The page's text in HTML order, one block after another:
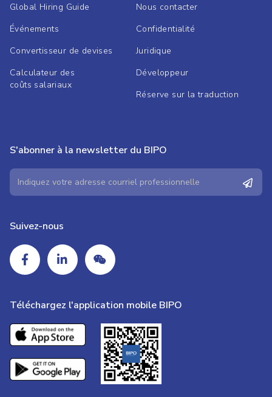
Global Hiring Guide
Événements
Convertisseur de devises
Calculateur des
coûts salariaux
Nous contacter
Confidentialité
Juridique
Développeur
Réserve sur la traduction
S'abonner à la newsletter du BIPO
Suivez-nous
Téléchargez l'application mobile BIPO